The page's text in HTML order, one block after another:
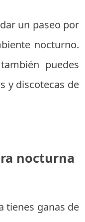
un paseo por
nocturno.
puedes
y discotecas de
nocturna
tienes ganas de